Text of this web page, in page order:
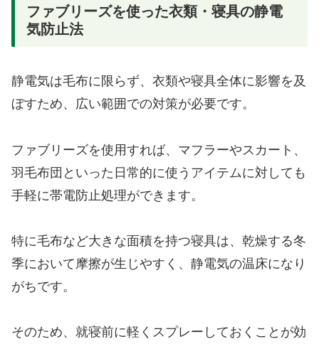
ファブリーズを使った衣類・寝具の静電
気防止法
静電気は毛布に限らず、衣類や寝具全体に影響を及
ぼすため、広い範囲での対策が必要です。
ファブリーズを使用すれば、マフラーやスカート、
羽毛布団といった日常的に使うアイテムに対しても
手軽に帯電防止処理ができます。
特に毛布など大きな面積を持つ寝具は、乾燥する冬
季において摩擦が生じやすく、静電気の温床になり
がちです。
そのため、就寝前に軽くスプレーしておくことが効